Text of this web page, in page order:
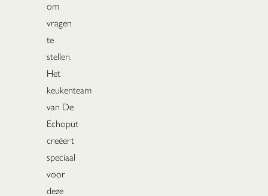
om
vragen
te
stellen.
Het
keukenteam
van De
Echoput
creëert
speciaal
voor
deze